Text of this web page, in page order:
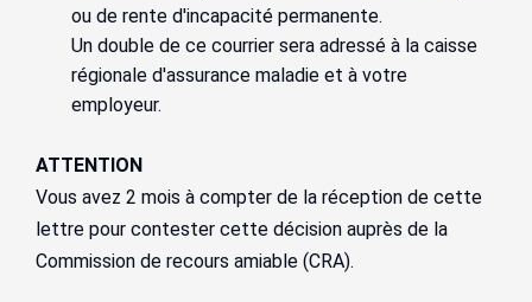
ou de rente d'incapacité permanente.
Un double de ce courrier sera adressé à la caisse
régionale d'assurance maladie et à votre
employeur.
ATTENTION
Vous avez 2 mois à compter de la réception de cette
lettre pour contester cette décision auprès de la
Commission de recours amiable (CRA).